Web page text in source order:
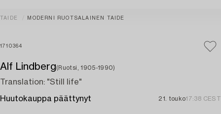
TAIDE MODERNI RUOTSALAINEN TAIDE
1710364
Alf Lindberg(Ruotsi, 1905-1990)
Translation: "Still life"
Huutokauppa päättynyt 21. touko17:38 CEST